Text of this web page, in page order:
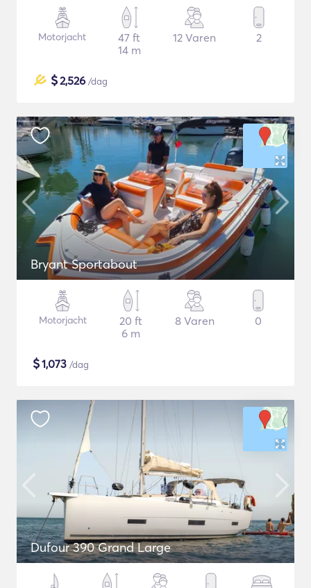
Motorjacht
47 ft
14 m
12 Varen 2
$2,526 /dag
Bryant Sportabout
Motorjacht
20 ft
6 m
8 Varen 0
$1,073 /dag
Dufour 390 Grand Large